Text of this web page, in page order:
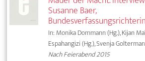
Susanne Baer,
Bundesverfassungsrichterin
In: Monika Dommann (Hg.), Kijan
Espahangizi (Hg.), Svenja
Nach Feierabend 2015